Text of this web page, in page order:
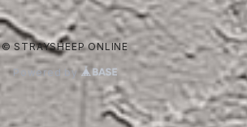
© STRAYSHEEP ONLINE
Powered by